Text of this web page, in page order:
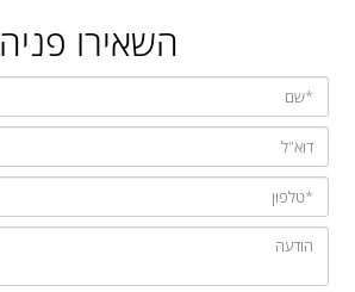
השאירו פניה